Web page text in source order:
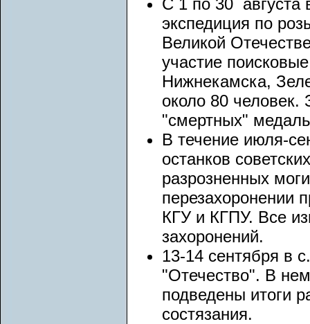
С 1 по 30 августа
экспедиция по
Великой
участие
Нижнекамска,
около 80 человек.
"смертных"
В течение июля-
останков
разрозненных
перезахоронении
КГУ и КГПУ. Все
захоронений.
13-14 сентября в
"Отечество". В
подведены итоги
состязания.